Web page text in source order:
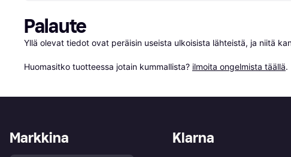
Palaute
Yllä olevat tiedot ovat peräisin useista ulkoisista lähteistä, ja niitä
Huomasitko tuotteessa jotain kummallista? ilmoita ongelmista täällä.
Klarna
Markkina